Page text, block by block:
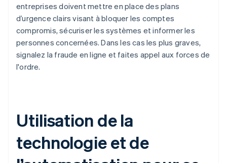
entreprises doivent mettre en place des plans
d’urgence clairs visant à bloquer les comptes
compromis, sécuriser les systèmes et informer les
personnes concernées. Dans les cas les plus graves,
signalez la fraude en ligne et faites appel aux forces de
l'ordre.
Utilisation de la
technologie et de